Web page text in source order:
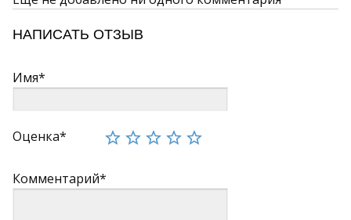
НАПИСАТЬ ОТЗЫВ
Имя*
Оценка*
Комментарий*